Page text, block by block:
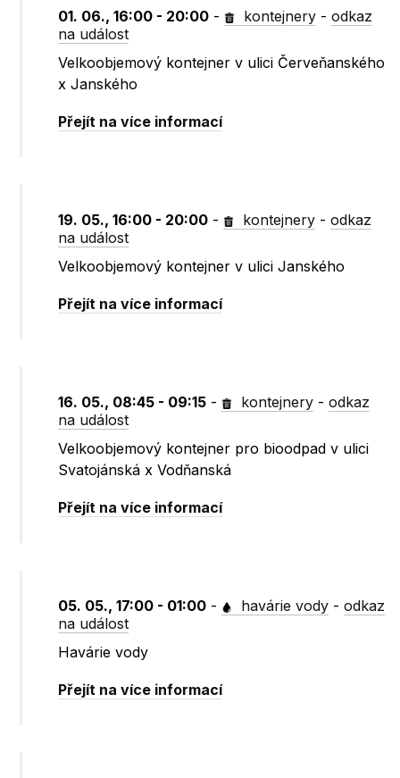
01. 06., 16:00 - 20:00 - kontejnery -odkaz
na událost
Velkoobjemový kontejner v ulici Červeňanského
x Janského
Přejít na více informací
19. 05., 16:00 - 20:00 - kontejnery -odkaz
na událost
Velkoobjemový kontejner v ulici Janského
Přejít na více informací
16. 05., 08:45 - 09:15 - kontejnery -odkaz
na událost
Velkoobjemový kontejner pro bioodpad v ulici
Svatojánská x Vodňanská
Přejít na více informací
05. 05., 17:00 - 01:00 - havárie vody -odkaz
na událost
Havárie vody
Přejít na více informací